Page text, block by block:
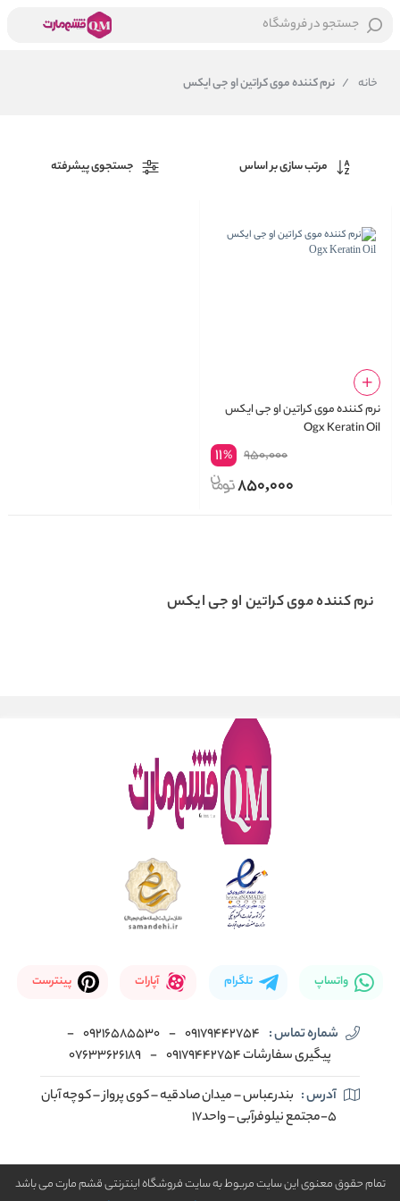
جستجو در فروشگاه
خانه / نرم کننده موی کراتین او جی ایکس
مرتب سازی بر اساس جستجوی پیشرفته
نرم کننده موی کراتین او جی ایکس
Ogx Keratin Oil
950,000
11%
850,000
نرم کننده موی کراتین او جی ایکس
واتساپ تلگرام آپارات پینترست
شماره تماس : 09179442754
-
09216585530
-
پیگیری سفارشات 09179442754
-
07633626189
آدرس : بندرعباس – میدان صادقیه – کوی پرواز – کوچه آبان
5-مجتمع نیلوفرآبی – واحد17
تمام حقوق معنوی این سایت مربوط به سایت فروشگاه اینترنتی قشم مارت می باشد